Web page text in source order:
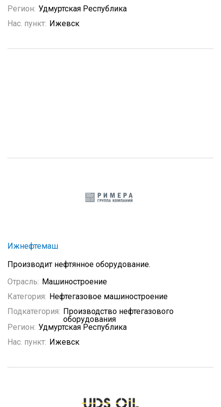
Регион: Удмуртская Республика
Нас. пункт: Ижевск
Ижнефтемаш
Производит нефтянное оборудование.
Отрасль: Машиностроение
Категория: Нефтегазовое машиностроение
Подкатегория: Производство нефтегазового
оборудования
Регион: Удмуртская Республика
Нас. пункт: Ижевск